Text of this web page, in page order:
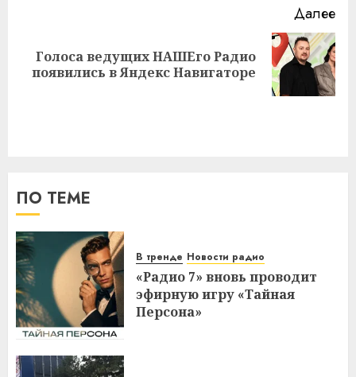
Далее
Следующая
запись:
Голоса ведущих НАШЕго Радио
появились в Яндекс Навигаторе
ПО ТЕМЕ
В тренде Новости радио
«Радио 7» вновь проводит
эфирную игру «Тайная
Персона»